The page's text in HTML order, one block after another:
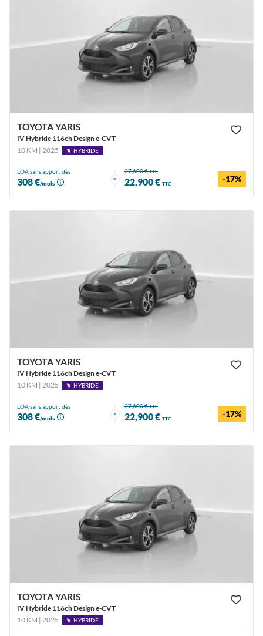
TOYOTA YARIS
IV Hybride 116ch Design e-CVT
10 KM | 2025
HYBRIDE
LOA sans apport dès
308 €/mois
ou
27,600 €TTC
22,900 € TTC -17%
TOYOTA YARIS
IV Hybride 116ch Design e-CVT
10 KM | 2025
HYBRIDE
LOA sans apport dès
308 €/mois
ou
27,600 €TTC
22,900 € TTC -17%
TOYOTA YARIS
IV Hybride 116ch Design e-CVT
10 KM | 2025
HYBRIDE